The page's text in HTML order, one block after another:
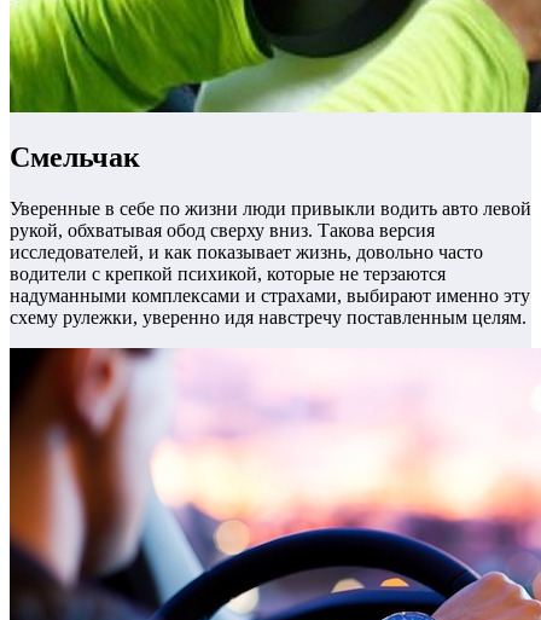
Смельчак
Уверенные в себе по жизни люди привыкли водить авто левой
рукой, обхватывая обод сверху вниз. Такова версия
исследователей, и как показывает жизнь, довольно часто
водители с крепкой психикой, которые не терзаются
надуманными комплексами и страхами, выбирают именно эту
схему рулежки, уверенно идя навстречу поставленным целям.